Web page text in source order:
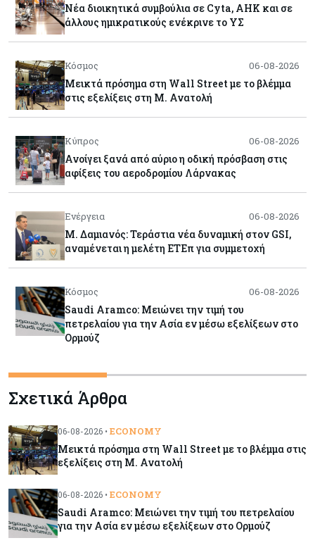
Νέα διοικητικά συμβούλια σε Cyta, AHK και σε
άλλους ημικρατικούς ενέκρινε το ΥΣ
Κόσμος 06-08-2026
Μεικτά πρόσημα στη Wall Street με το βλέμμα
στις εξελίξεις στη Μ. Ανατολή
Κύπρος 06-08-2026
Ανοίγει ξανά από αύριο η οδική πρόσβαση στις
αφίξεις του αεροδρομίου Λάρνακας
Ενέργεια 06-08-2026
Μ. Δαμιανός: Τεράστια νέα δυναμική στον GSI,
αναμένεται η μελέτη ΕΤΕπ για συμμετοχή
Κόσμος 06-08-2026
Saudi Aramco: Μειώνει την τιμή του
πετρελαίου για την Ασία εν μέσω εξελίξεων στο
Ορμούζ
Κύπρος 06-08-2026
Πιάνει δουλειά ο Κυπριακός Οργανισμός
Ανάπτυξης Επιχειρήσεων – Διορίστηκε το δ.σ.,
Κόσμος
κινηματογραφικών επιδόσεων και της
απουσίας του NBA
Σχετικά Άρθρα
06-08-2026 • ECONOMY
Μεικτά πρόσημα στη Wall Street με το βλέμμα στις
εξελίξεις στη Μ. Ανατολή
06-08-2026 • ECONOMY
Saudi Aramco: Μειώνει την τιμή του πετρελαίου
για την Ασία εν μέσω εξελίξεων στο Ορμούζ